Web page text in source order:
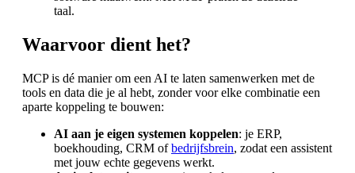
taal.
Waarvoor dient het?
MCP is dé manier om een AI te laten samenwerken met de
tools en data die je al hebt, zonder voor elke combinatie een
aparte koppeling te bouwen:
AI aan je eigen systemen koppelen: je ERP,
boekhouding, CRM ofbedrijfsbrein, zodat een assistent
met jouw echte gegevens werkt.